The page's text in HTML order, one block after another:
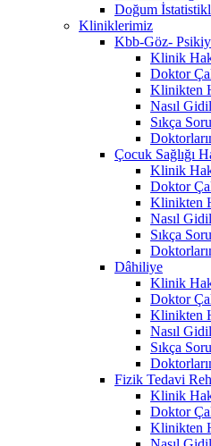
Doğum
Kliniklerimiz
Kbb-Göz-
Klinik
Doktor
Klinikten
Nasıl
Sıkça
Çocuk Sağlığı
Klinik
Doktor
Klinikten
Nasıl
Sıkça
Dâhiliye
Klinik
Doktor
Klinikten
Nasıl
Sıkça
Fizik Tedavi
Klinik
Doktor
Klinikten